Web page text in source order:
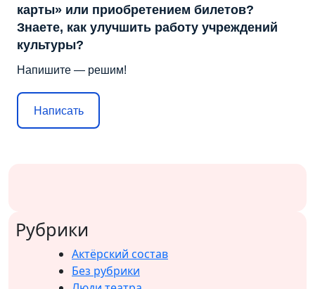
карты» или приобретением билетов?
Знаете, как улучшить работу учреждений
культуры?
Напишите — решим!
Написать
Рубрики
Актёрский состав
Без рубрики